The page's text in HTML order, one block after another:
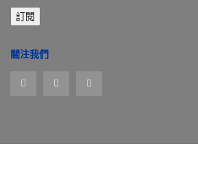
郵
件
址
訂閱
關注我們